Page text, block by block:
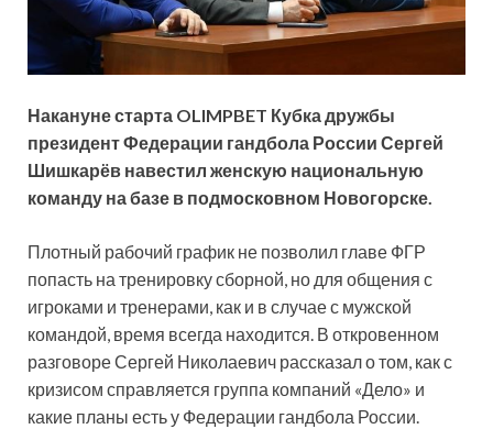
Накануне старта OLIMPBET Кубка дружбы
президент Федерации гандбола России Сергей
Шишкарёв навестил женскую национальную
команду на базе в подмосковном Новогорске.
Плотный рабочий график не позволил главе ФГР
попасть на тренировку сборной, но для общения с
игроками и тренерами, как и в случае с мужской
командой, время всегда находится. В откровенном
разговоре Сергей Николаевич рассказал о том, как с
кризисом справляется группа компаний «Дело» и
какие планы есть у Федерации гандбола России.